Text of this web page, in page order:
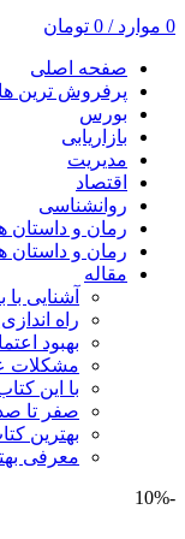
0 موارد /
0 تومان
صفحه اصلی
پرفروش ترین ها
بورس
بازاریابی
مدیریت
اقتصاد
روانشناسی
رمان و داستان
رمان و داستان
مقاله
آشنایی
راه
بهبود
مشکلات
با این
صفر تا
بهترین
معرفی
-10%